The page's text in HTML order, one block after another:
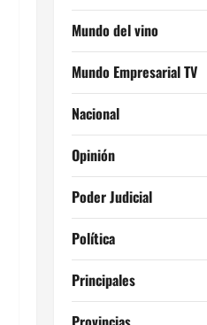
Mundo del vino
Mundo Empresarial TV
Nacional
Opinión
Poder Judicial
Política
Principales